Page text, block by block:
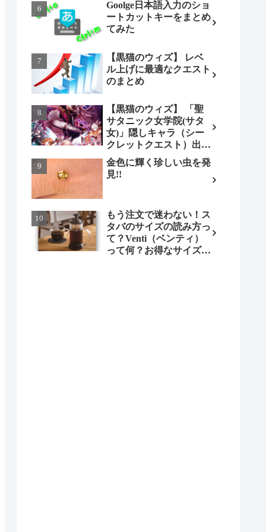
Goolge日本語入力のショ
ートカットキーをまとめ
てみた
【黒猫のウィズ】 レベ
ル上げに最適なクエスト
のまとめ
【黒猫のウィズ】 「聖
サタニック女学院(サタ
女)」隠しキャラ（シー
クレットクエスト）出現
条件とは（ノーマル編）
金色に輝く珍しい虫を発
見!!
もう注文で迷わない！ス
タバのサイズの読み方っ
て？Venti（ベンティ）
って何？お得なサイズも